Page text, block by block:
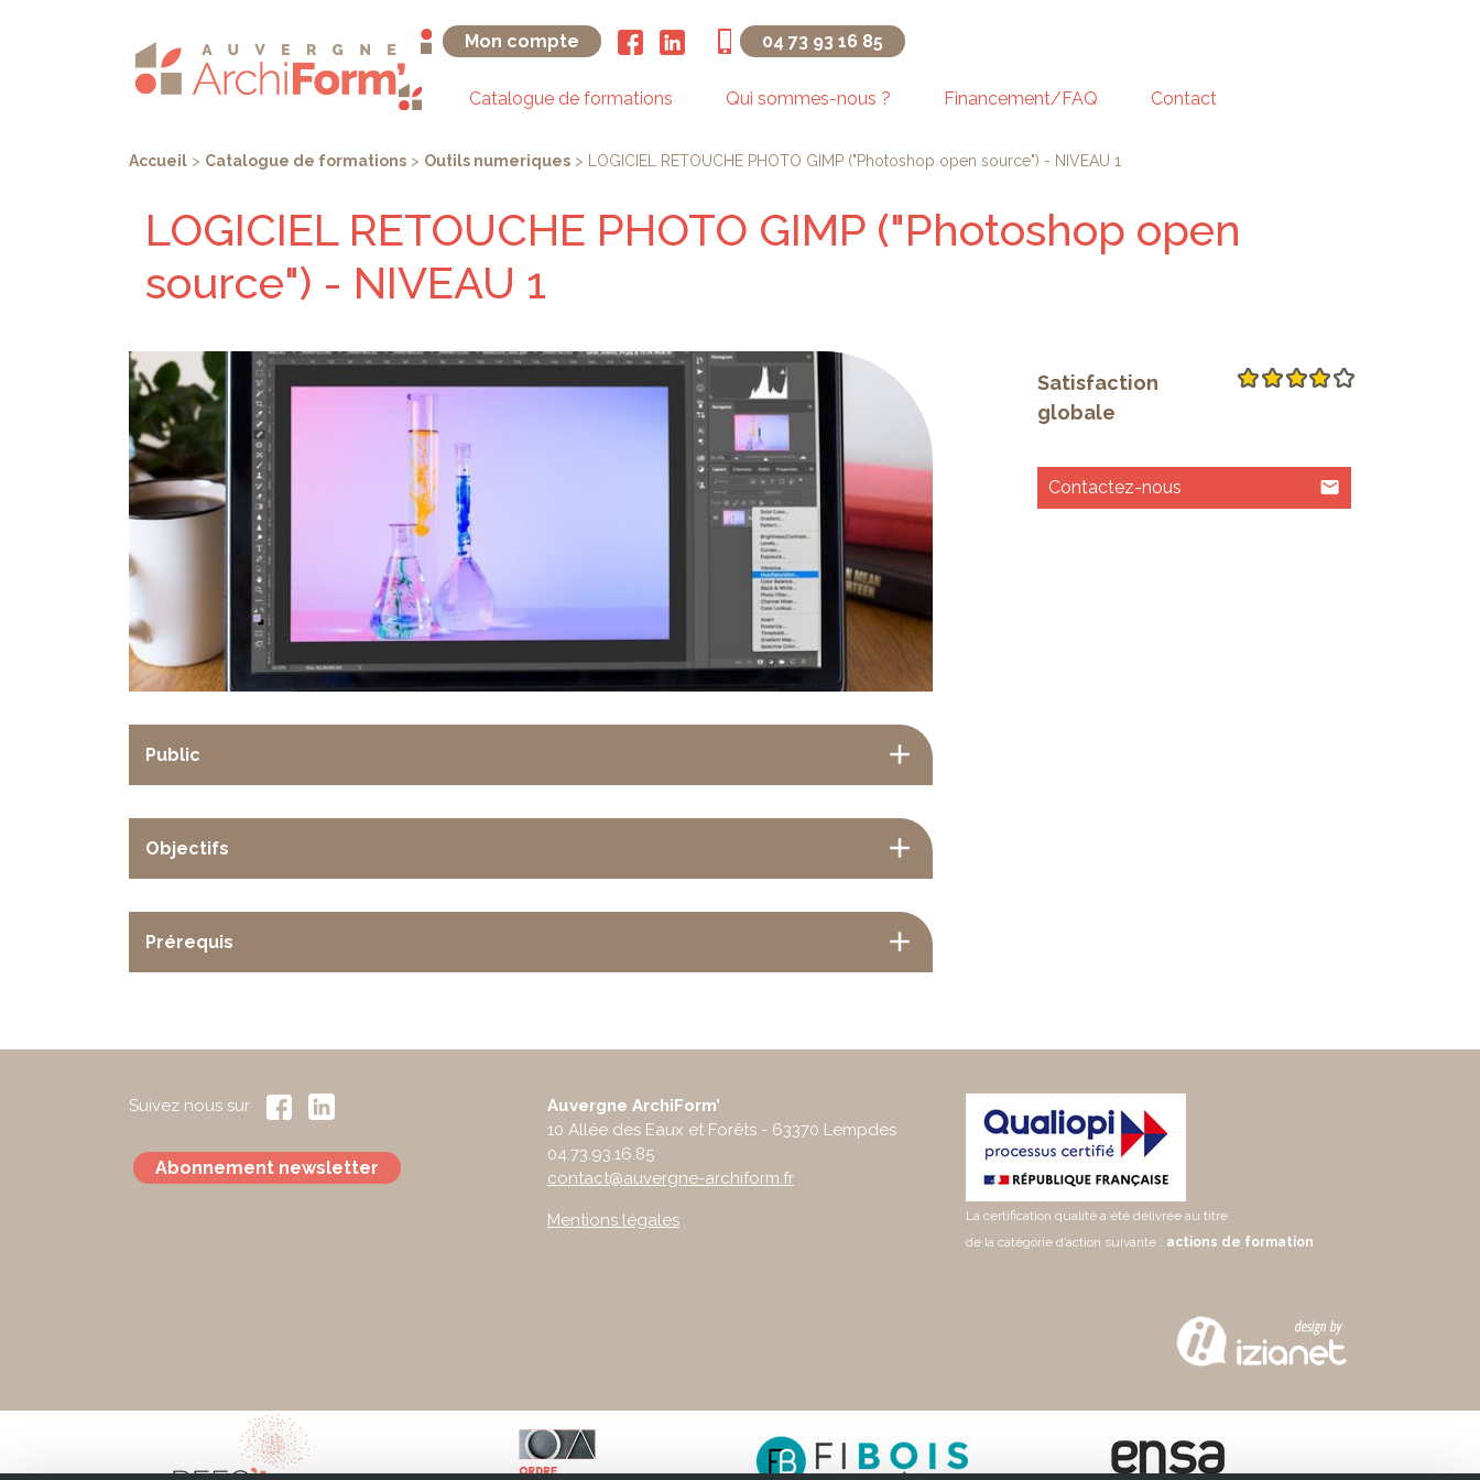
Mon compte 04 73 93 16 85
Catalogue de formations Qui sommes-nous ? Financement/FAQ Contact
You
here
Accueil > Catalogue de formations > Outils numeriques > LOGICIEL RETOUCHE PHOTO GIMP ("Photoshop open source") - NIVEAU 1
LOGICIEL RETOUCHE PHOTO GIMP ("Photoshop open
source") - NIVEAU 1
Public
Objectifs
Prérequis
Satisfaction
globale
Contactez-nous
Suivez nous sur
Abonnement newsletter
Auvergne ArchiForm’
10 Allée des Eaux et Forêts - 63370 Lempdes
04.73.93.16.85
contact@auvergne-archiform.fr
Mentions légales
La certification qualité a été délivrée au titre
de la catégorie d’action suivante : actions de formation